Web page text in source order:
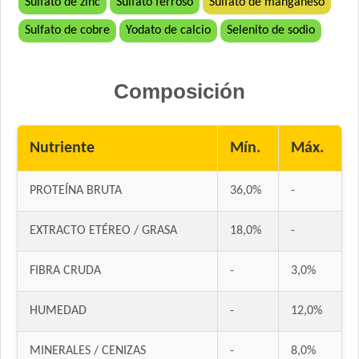
Sulfato de cobre Yodato de calcio Selenito de sodio
Composición
Nutriente Mín. Máx.
PROTEÍNA BRUTA 36,0% -
EXTRACTO ETÉREO / GRASA 18,0% -
FIBRA CRUDA - 3,0%
HUMEDAD - 12,0%
MINERALES / CENIZAS - 8,0%